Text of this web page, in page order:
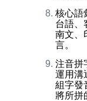
核心語
台語、
南文、
言。
注音拼
運用溝
組字發
將所拼